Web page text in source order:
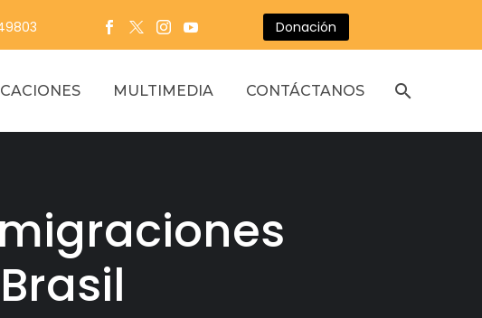
Donación
MULTIMEDIA CONTÁCTANOS